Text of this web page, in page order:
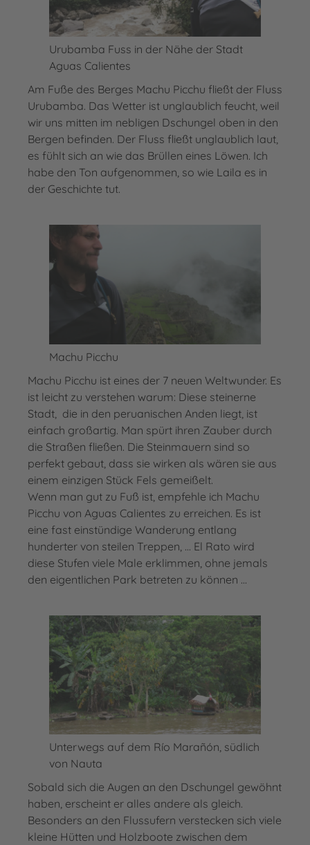
Urubamba Fuss in der Nähe der Stadt
Aguas Calientes
Am Fuße des Berges Machu Picchu fließt der Fluss
Urubamba. Das Wetter ist unglaublich feucht, weil
wir uns mitten im nebligen Dschungel oben in den
Bergen befinden. Der Fluss fließt unglaublich laut,
es fühlt sich an wie das Brüllen eines Löwen. Ich
habe den Ton aufgenommen, so wie Laila es in
der Geschichte tut.
Machu Picchu
Machu Picchu ist eines der 7 neuen Weltwunder. Es
ist leicht zu verstehen warum: Diese steinerne
Stadt, die in den peruanischen Anden liegt, ist
einfach großartig. Man spürt ihren Zauber durch
die Straßen fließen. Die Steinmauern sind so
perfekt gebaut, dass sie wirken als wären sie aus
einem einzigen Stück Fels gemeißelt.
Wenn man gut zu Fuß ist, empfehle ich Machu
Picchu von Aguas Calientes zu erreichen. Es ist
eine fast einstündige Wanderung entlang
hunderter von steilen Treppen, ... El Rato wird
diese Stufen viele Male erklimmen, ohne jemals
den eigentlichen Park betreten zu können ...
Unterwegs auf dem Río Marañón, südlich
von Nauta
Sobald sich die Augen an den Dschungel gewöhnt
haben, erscheint er alles andere als gleich.
Besonders an den Flussufern verstecken sich viele
kleine Hütten und Holzboote zwischen dem